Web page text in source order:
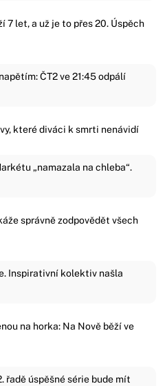
7 let, a už je to přes 20. Úspěch
ČT2 ve 21:45 odpálí
které diváci k smrti nenávidí
„namazala na chleba“.
správně zodpovědět všech
Inspirativní kolektiv našla
na horka: Na Nově běží ve
řadě úspěšné série bude mít